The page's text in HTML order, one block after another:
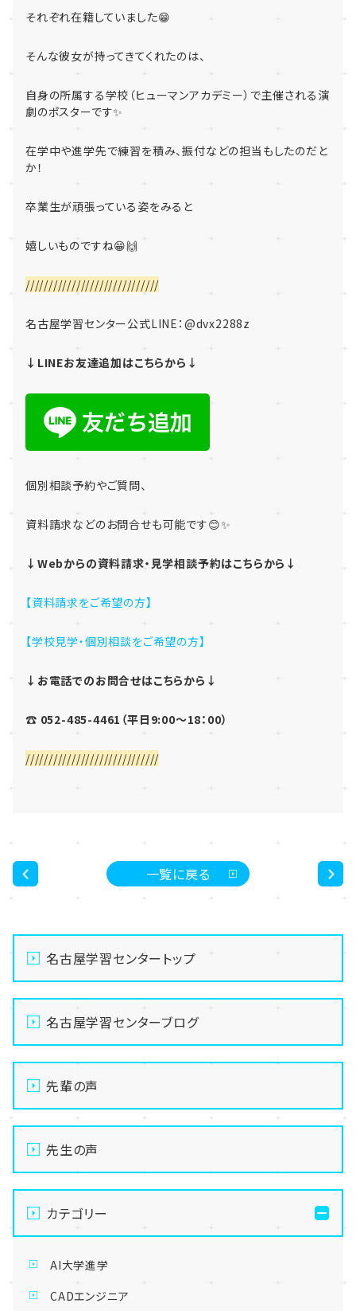
それぞれ在籍していました😁
そんな彼女が持ってきてくれたのは、
自身の所属する学校（ヒューマンアカデミー）で主催される演
劇のポスターです✨
在学中や進学先で練習を積み、振付などの担当もしたのだと
か！
卒業生が頑張っている姿をみると
嬉しいものですね😁🙌
/////////////////////////////
名古屋学習センター公式LINE： @dvx2288z
↓LINEお友達追加はこちらから↓
個別相談予約やご質問、
資料請求などのお問合せも可能です😊✨
↓Webからの資料請求・見学相談予約はこちらから↓
【資料請求をご希望の方】
【学校見学・個別相談をご希望の方】
↓お電話でのお問合せはこちらから↓
☎ 052-485-4461（平日9:00～18：00）
/////////////////////////////
一覧に戻る
名古屋学習センタートップ
名古屋学習センターブログ
先輩の声
先生の声
カテゴリー
AI大学進学
CADエンジニア